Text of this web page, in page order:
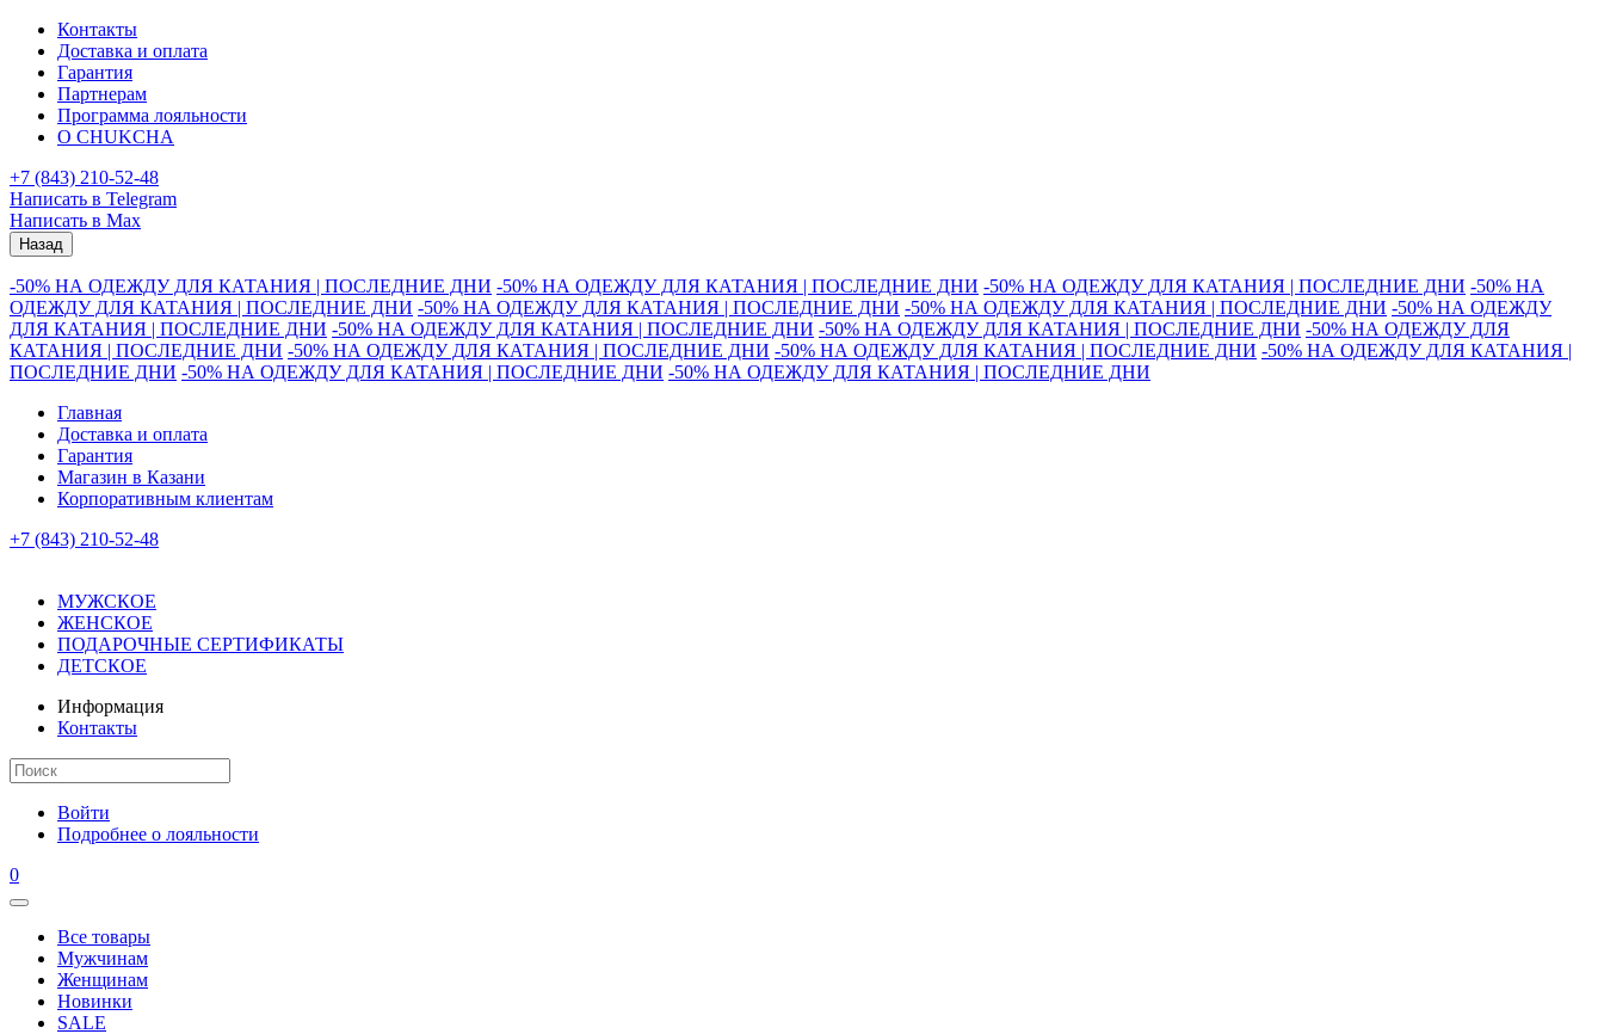
Контакты
Доставка и оплата
Гарантия
Партнерам
Программа лояльности
О CHUKCHA
+7 (843) 210-52-48
Написать в Telegram
Написать в Max
Назад
-50% НА ОДЕЖДУ ДЛЯ КАТАНИЯ | ПОСЛЕДНИЕ ДНИ -50% НА ОДЕЖДУ ДЛЯ КАТАНИЯ | ПОСЛЕДНИЕ ДНИ -50% НА ОДЕЖДУ ДЛЯ КАТАНИЯ | ПОСЛЕДНИЕ ДНИ -50% НА
ОДЕЖДУ ДЛЯ КАТАНИЯ | ПОСЛЕДНИЕ ДНИ -50% НА ОДЕЖДУ ДЛЯ КАТАНИЯ | ПОСЛЕДНИЕ ДНИ -50% НА ОДЕЖДУ ДЛЯ КАТАНИЯ | ПОСЛЕДНИЕ ДНИ -50% НА ОДЕЖДУ
ДЛЯ КАТАНИЯ | ПОСЛЕДНИЕ ДНИ -50% НА ОДЕЖДУ ДЛЯ КАТАНИЯ | ПОСЛЕДНИЕ ДНИ -50% НА ОДЕЖДУ ДЛЯ КАТАНИЯ | ПОСЛЕДНИЕ ДНИ -50% НА ОДЕЖДУ ДЛЯ
КАТАНИЯ | ПОСЛЕДНИЕ ДНИ -50% НА ОДЕЖДУ ДЛЯ КАТАНИЯ | ПОСЛЕДНИЕ ДНИ -50% НА ОДЕЖДУ ДЛЯ КАТАНИЯ | ПОСЛЕДНИЕ ДНИ -50% НА ОДЕЖДУ ДЛЯ КАТАНИЯ |
ПОСЛЕДНИЕ ДНИ -50% НА ОДЕЖДУ ДЛЯ КАТАНИЯ | ПОСЛЕДНИЕ ДНИ -50% НА ОДЕЖДУ ДЛЯ КАТАНИЯ | ПОСЛЕДНИЕ ДНИ
Главная
Доставка и оплата
Гарантия
Магазин в Казани
Корпоративным клиентам
+7 (843) 210-52-48
МУЖСКОЕ
ЖЕНСКОЕ
ПОДАРОЧНЫЕ СЕРТИФИКАТЫ
ДЕТСКОЕ
Информация
Контакты
Войти
Подробнее о лояльности
0
Все товары
Мужчинам
Женщинам
Новинки
SALE